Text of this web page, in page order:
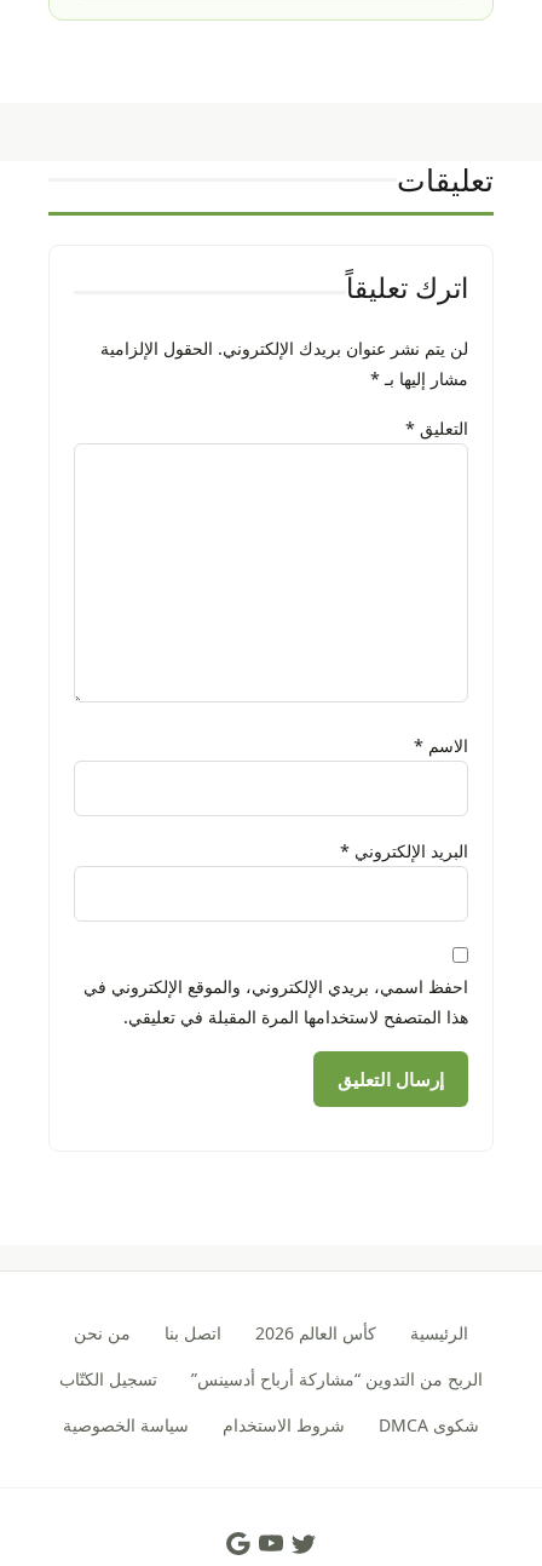
تعليقات
اترك تعليقاً
لن يتم نشر عنوان بريدك الإلكتروني. الحقول الإلزامية
مشار إليها بـ*
التعليق *
الاسم *
البريد الإلكتروني *
احفظ اسمي، بريدي الإلكتروني، والموقع الإلكتروني في
هذا المتصفح لاستخدامها المرة المقبلة في تعليقي.
الرئيسية كأس العالم 2026 اتصل بنا
من نحن
الربح من التدوين “مشاركة أرباح أدسينس”
تسجيل الكتّاب
شكوى DMCA
شروط الاستخدام سياسة الخصوصية
Social Links